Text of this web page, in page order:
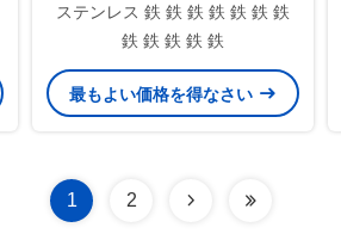
ステンレス 鉄 鉄 鉄 鉄 鉄 鉄 鉄
鉄 鉄 鉄 鉄 鉄
最もよい価格を得なさい
1 2